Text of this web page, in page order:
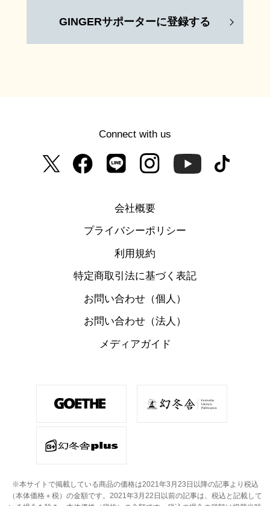
GINGERサポーターに登録する
Connect with us
会社概要
プライバシーポリシー
利用規約
特定商取引法に基づく表記
お問い合わせ（個人）
お問い合わせ（法人）
メディアガイド
※本サイトで掲載している商品の価格は2021年3月23日以降の記事より税込
（本体価格＋税）の金額です。 2021年3月22日以前の記事は、税込と記載して